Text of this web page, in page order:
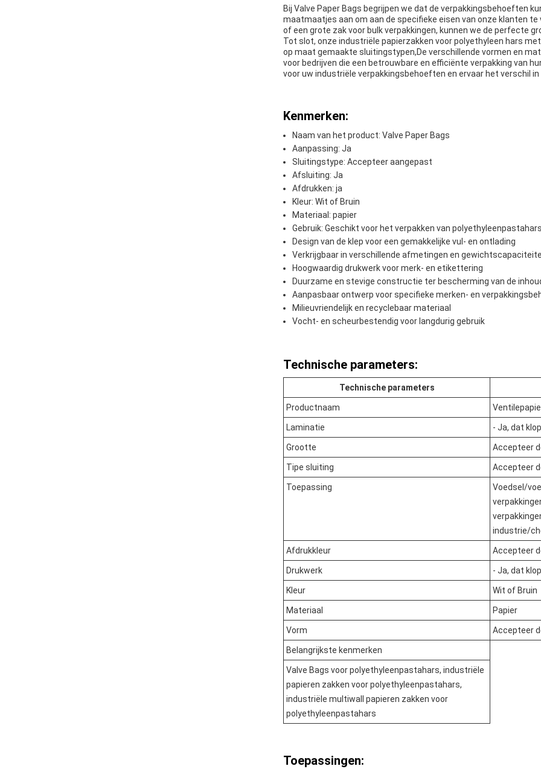
Bij Valve Paper Bags begrijpen we dat de verpakkingsbehoeften
maatmaatjes aan om aan de specifieke eisen van onze klanten
of een grote zak voor bulk verpakkingen, kunnen we de perfecte
Tot slot, onze industriële papierzakken voor polyethyleen hars
op maat gemaakte sluitingstypen,De verschillende vormen en
voor bedrijven die een betrouwbare en efficiënte verpakking van
voor uw industriële verpakkingsbehoeften en ervaar het verschil
Kenmerken:
Naam van het product: Valve Paper Bags
Aanpassing: Ja
Sluitingstype: Accepteer aangepast
Afsluiting: Ja
Afdrukken: ja
Kleur: Wit of Bruin
Materiaal: papier
Gebruik: Geschikt voor het verpakken van polyethyleenpastahars
Design van de klep voor een gemakkelijke vul- en ontlading
Verkrijgbaar in verschillende afmetingen en
Hoogwaardig drukwerk voor merk- en etikettering
Duurzame en stevige constructie ter bescherming van de
Aanpasbaar ontwerp voor specifieke merken- en
Milieuvriendelijk en recyclebaar materiaal
Vocht- en scheurbestendig voor langdurig gebruik
Technische parameters:
Technische parameters
Productnaam
Laminatie - Ja, dat
Grootte Accepteer
Tipe sluiting Accepteer
Toepassing
Voedsel/
industrie/
Afdrukkleur Accepteer
Drukwerk - Ja, dat
Kleur Wit of Bruin
Materiaal Papier
Vorm Accepteer
Belangrijkste kenmerken
Valve Bags voor polyethyleenpastahars, industriële
papieren zakken voor polyethyleenpastahars,
industriële multiwall papieren zakken voor
polyethyleenpastahars
Toepassingen: